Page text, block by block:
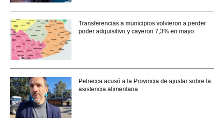
Transferencias a municipios volvieron a perder
poder adquisitivo y cayeron 7,3% en mayo
Petrecca acusó a la Provincia de ajustar sobre la
asistencia alimentaria